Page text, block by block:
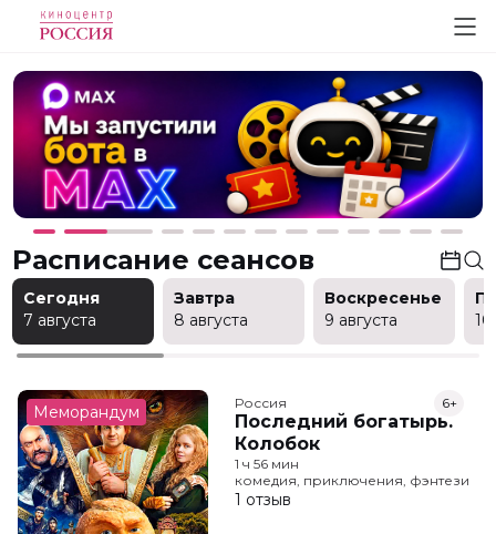
Расписание сеансов
Сегодня
7 августа
Завтра
8 августа
Воскресенье
9 августа
10
Меморандум Россия
Последний богатырь.
Колобок
6+
1 ч 56 мин
комедия, приключения, фэнтези
1 отзыв